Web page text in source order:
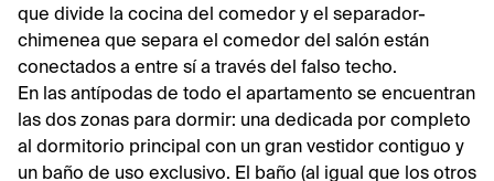
que divide la cocina del comedor y el separador-
chimenea que separa el comedor del salón están
conectados a entre sí a través del falso techo.
En las antípodas de todo el apartamento se encuentran
las dos zonas para dormir: una dedicada por completo
al dormitorio principal con un gran vestidor contiguo y
un baño de uso exclusivo. El baño (al igual que los otros